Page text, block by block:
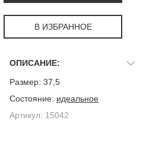
В ИЗБРАННОЕ
ОПИСАНИЕ:
Размер: 37,5
Состояние: идеальное
Артикул: 15042